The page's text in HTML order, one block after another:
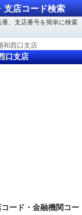
支店コード検索
、支店番号を簡単に検索
和西口支店
口支店
ード・金融機関コー